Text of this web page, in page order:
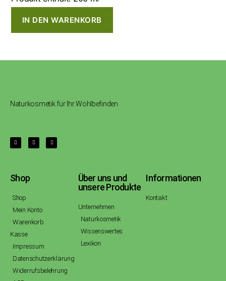
IN DEN WARENKORB
Naturkosmetik für Ihr Wohlbefinden
Shop
Shop
Mein Konto
Warenkorb
Kasse
Impressum
Datenschutzerklärung
Widerrufsbelehrung
Über uns und
unsere Produkte
Unternehmen
Naturkosmetik
Wissenswertes
Lexikon
Informationen
Kontakt